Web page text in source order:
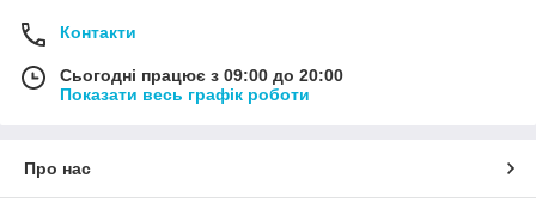
Контакти
Сьогодні працює з 09:00 до 20:00
Показати весь графік роботи
Про нас